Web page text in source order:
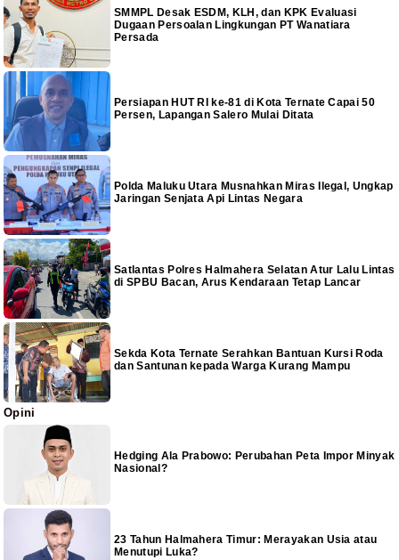
SMMPL Desak ESDM, KLH, dan KPK Evaluasi
Dugaan Persoalan Lingkungan PT Wanatiara
Persada
Persiapan HUT RI ke-81 di Kota Ternate Capai 50
Persen, Lapangan Salero Mulai Ditata
Polda Maluku Utara Musnahkan Miras Ilegal, Ungkap
Jaringan Senjata Api Lintas Negara
Satlantas Polres Halmahera Selatan Atur Lalu Lintas
di SPBU Bacan, Arus Kendaraan Tetap Lancar
Sekda Kota Ternate Serahkan Bantuan Kursi Roda
dan Santunan kepada Warga Kurang Mampu
Opini
Hedging Ala Prabowo: Perubahan Peta Impor Minyak
Nasional?
23 Tahun Halmahera Timur: Merayakan Usia atau
Menutupi Luka?